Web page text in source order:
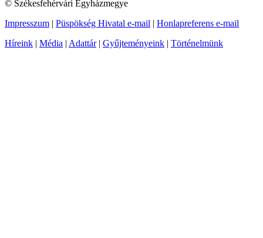
© Székesfehérvári Egyházmegye
Impresszum | Püspökség Hivatal e-mail | Honlapreferens e-mail
Híreink | Média | Adattár| Gyűjteményeink | Történelmünk